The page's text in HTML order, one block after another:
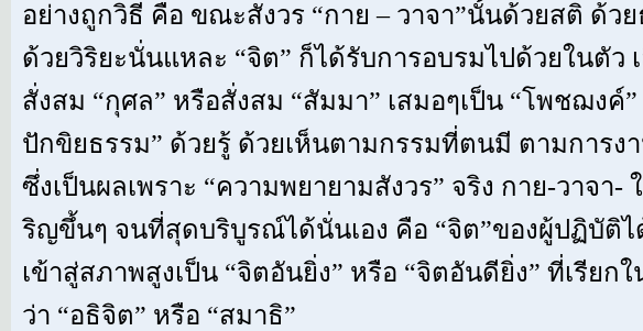
อย่างถูกวิธี คือ ขณะสังวร “กาย – วาจา”นั้นด้วยสติ ด้ว
ด้วยวิริยะนั่นแหละ “จิต” ก็ได้รับการอบรมไปด้วยในตัว
สั่งสม “กุศล” หรือสั่งสม “สัมมา” เสมอๆเป็น “โพชฌงค์
ปักขิยธรรม” ด้วยรู้ ด้วยเห็นตามกรรมที่ตนมี ตามการง
ซึ่งเป็นผลเพราะ “ความพยายามสังวร” จริง กาย-วาจา-
ริญขึ้นๆ จนที่สุดบริบูรณ์ได้นั่นเอง คือ “จิต”ของผู้ปฏิบัติไ
เข้าสู่สภาพสูงเป็น “จิตอันยิ่ง” หรือ “จิตอันดียิ่ง” ที่เรียก
ว่า “อธิจิต” หรือ “สมาธิ”